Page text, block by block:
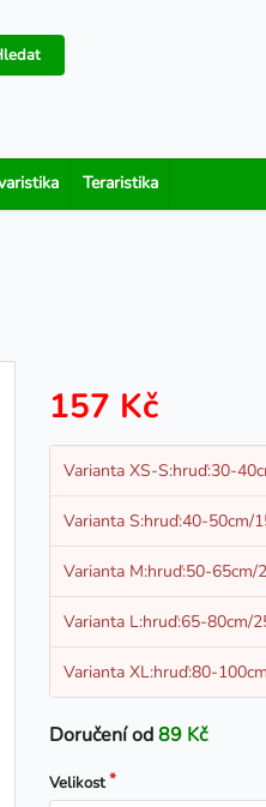
Teraristika
157 Kč
Varianta XS-S:hruď:30-
Varianta S:hruď:40-50cm/
Varianta M:hruď:50-65cm/
Varianta L:hruď:65-80cm/
Varianta XL:hruď:80-
Doručení od89 Kč
Velikost